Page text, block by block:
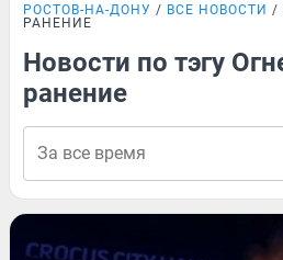
РОСТОВ-НА-ДОНУ ВСЕ НОВОСТИ
РАНЕНИЕ
Новости по тэгу
ранение